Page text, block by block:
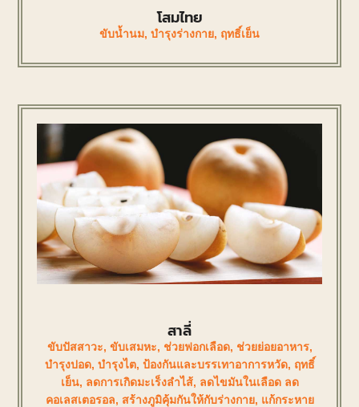
โสมไทย
ขับน้ำนม, บำรุงร่างกาย, ฤทธิ์เย็น
สาลี่
ขับปัสสาวะ, ขับเสมหะ, ช่วยฟอกเลือด, ช่วยย่อยอาหาร,
บำรุงปอด, บำรุงไต, ป้องกันและบรรเทาอาการหวัด, ฤทธิ์
เย็น, ลดการเกิดมะเร็งลำไส้, ลดไขมันในเลือด ลด
คอเลสเตอรอล, สร้างภูมิคุ้มกันให้กับร่างกาย, แก้กระหาย